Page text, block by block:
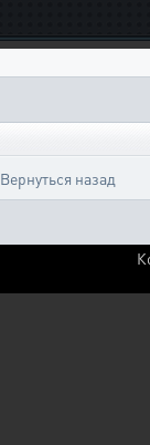
Вернуться назад